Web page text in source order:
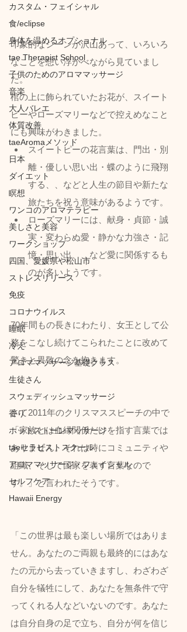
カスタム・フェイシャル
食/eclipse
身体を温めるオプショナル
tae Therapist School
子供のためのアロママッサージ
音楽
大人バレエ
体質改善
taeAromaメソッド
日本
ダイエット
瞑想
ワンコのアロマテラピー
美しさと美容
ワークショップ
四国、愛媛県や松山市
ストレスリリース
免疫
コロナウイルス
睡眠
冷え
アロママッサージ基礎クラス
生徒さん
スウェディッシュマッサージ
香り
ホットストーンマッサージ
taeセラピストスクール
アロママッサージ・フェイシャル
セルフケア
Hawaii Energy
印象的なシーンが沢山あって、いろいろ
なことを想い浮かべながら見ていまし
た。
棺の上に飾られていたお花が、スイート
ピーやローズマリーなどで控えめなこと
にも興味がわきました。
スイートピーの花言葉は、門出・別
離・優しい思い出・蝶のように飛翔
する、、などと人生の節目や新たな
旅たちを祝う意味があるようです。
ローズマリーには、献身・貞節・誠
実・変わらぬ愛・静かな力強さ・記
憶・思い出、、など愛に関係するも
のが多いようです。
70年間もの長きにわたり、女王として公
務をこなし続けてこられたことに改めて
驚きと畏敬の念を抱きます。
さて2011年のクリスマススピーチの中で
「家族とは血縁関係だけを指す言葉では
ありません。それは時にコミュニティや
組織、そして国家を表す言葉なので
す。」と言われたそうです。
「この世界は最も楽しい場所ではありま
せん。あなたのご両親も最終的にはあな
たの元から去っていきますし、わざわざ
自分を犠牲にして、あなたを無条件で守
ってくれる人などいないのです。あなた
は自分自身の足で立ち、自分が何を信じ